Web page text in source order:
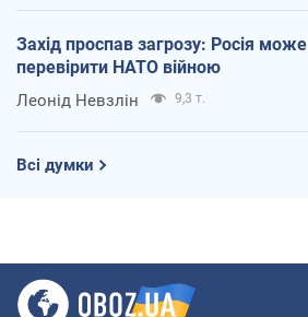
Захід проспав загрозу: Росія може
перевірити НАТО війною
Леонід Невзлін 9,3 т.
Всі думки